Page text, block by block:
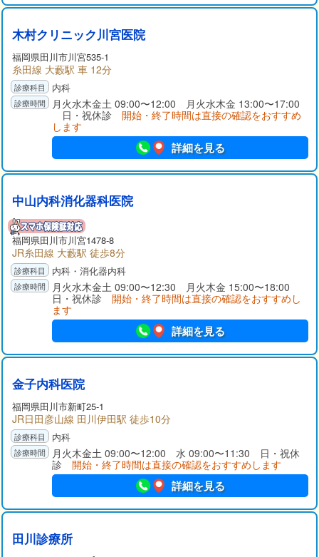
木村クリニック川宮医院
福岡県田川市川宮535-1
糸田線 大藪駅 車 12分
内科
月火水木金土 09:00〜12:00 月火水木金 13:00〜17:00
日・祝休診 開始・終了時間は直接の確認をおすすめ
します
詳細を見る
中山内科消化器科医院
福岡県田川市川宮1478-8
JR糸田線 大藪駅 徒歩8分
内科・消化器内科
月火水木金土 09:00〜12:30 月火木金 15:00〜18:00
日・祝休診 開始・終了時間は直接の確認をおすすめし
ます
詳細を見る
金子内科医院
福岡県田川市新町25-1
JR日田彦山線 田川伊田駅 徒歩10分
内科
月火木金土 09:00〜12:00 水 09:00〜11:30 日・祝休
診 開始・終了時間は直接の確認をおすすめします
詳細を見る
田川診療所